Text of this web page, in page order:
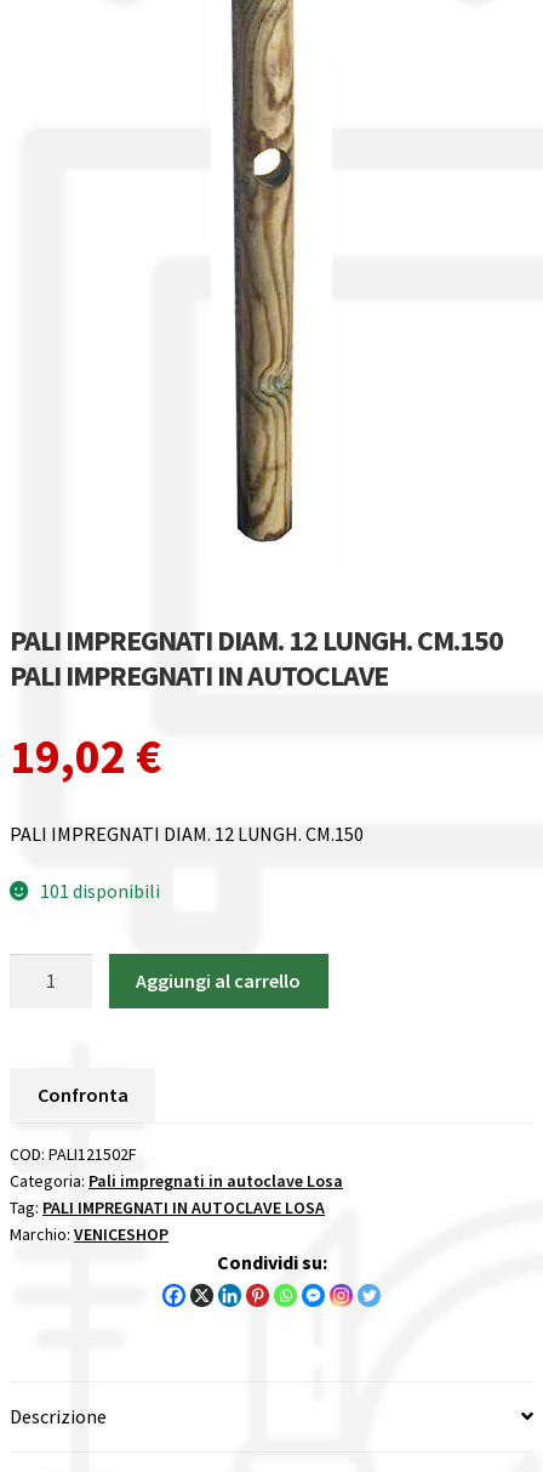
Acquisti in rete pubblica amministrazione
Assicurazione integrativa Garanzia3
Garanzia del produttore
Guida all’utilizzo del sito
Confronta
Tutte le categorie dei prodotti
Il mio account
PALI IMPREGNATI DIAM. 12 LUNGH. CM.150
PALI IMPREGNATI IN AUTOCLAVE
19,02 €
PALI IMPREGNATI DIAM. 12 LUNGH. CM.150
101 disponibili
LUNGH.
PALI
IMPREGNATI
IN
AUTOCLAVE
Aggiungi al carrello
Confronta
COD: PALI121502F
Categoria: Pali impregnati in autoclave Losa
Tag: PALI IMPREGNATI IN AUTOCLAVE LOSA
Marchio: VENICESHOP
Condividi su:
Descrizione